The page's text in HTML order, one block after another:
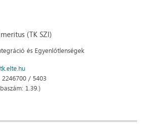
(TK SZI)
és Egyenlőtlenségek
/ 5403
1.39.)